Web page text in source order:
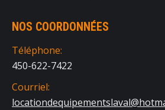
NOS COORDONNÉES
Téléphone:
450-622-7422
Courriel: